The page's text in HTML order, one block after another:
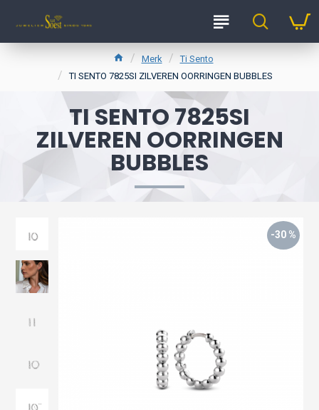
Merk
Ti Sento
TI SENTO 7825SI ZILVEREN OORRINGEN BUBBLES
TI SENTO 7825SI
ZILVEREN OORRINGEN
BUBBLES
-30 %